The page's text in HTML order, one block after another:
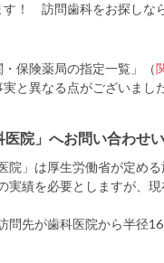
す！ 訪問歯科をお探し
保険薬局の指定一覧」（
と異なる点がございまし
院」へお問い合わせ
」は厚生労働省が定める
実績を必要としますが、
問先が歯科医院から半径